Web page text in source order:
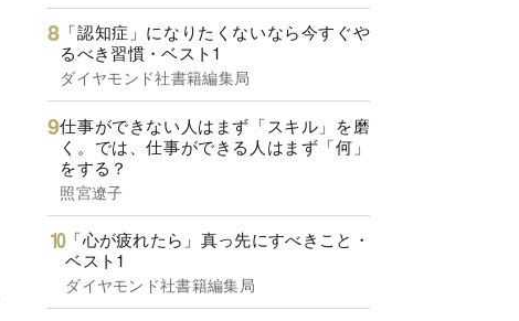
「認知症」になりたくないなら今すぐや
るべき習慣・ベスト1
ダイヤモンド社書籍編集局
仕事ができない人はまず「スキル」を磨
く。では、仕事ができる人はまず「何」
をする？
照宮遼子
「心が疲れたら」真っ先にすべきこと・
ベスト1
ダイヤモンド社書籍編集局